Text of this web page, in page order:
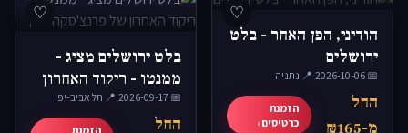
♡
הודיני, הפן האחר - בלט
ירושלים
📅 2026-10-06
·📍 נתניה
החל
מ-₪165
הזמנת
כרטיסים ›
♡
בלט ירושלים מציג -
ממנטו - ריקוד האחרון
של פרנצ'סקה מאן
📅 2026-09-17
·📍 תל אביב-יפו
החל
הזמנת